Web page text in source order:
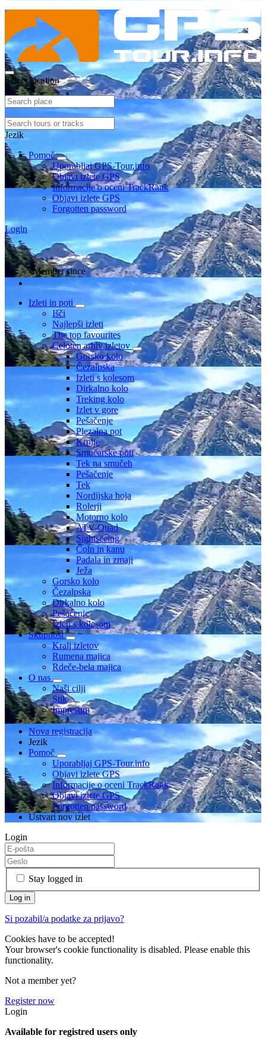
Select location
Jezik
Pomoč
Uporabljaj GPS-Tour.info
Objavi izlete GPS
Informacije o oceni TrackRank
Objavi izlete GPS
Forgotten password
Login
Member since
Izleti in poti
Išči
Najlepši izleti
The top favourites
Celoten arhiv izletov
Gorsko kolo
Čezalpska
Izleti s kolesom
Dirkalno kolo
Treking kolo
Izlet v gore
Pešačenje
Plezalna pot
Krplje
Smučarske poti
Tek na smučeh
Pešačenje
Tek
Nordijska hoja
Rolerji
Motorno kolo
ATV-Quad
Sightseeing
Čoln in kanu
Padala in zmaji
Ježa
Gorsko kolo
Čezalpska
Dirkalno kolo
Pešačenje
Izleti s kolesom
Skupnost
Kralj izletov
Rumena majica
Rdeče-bela majica
O nas
Naši cilji
Stik
Impresum
Nova registracija
Jezik
Pomoč
Uporabljaj GPS-Tour.info
Objavi izlete GPS
Informacije o oceni TrackRank
Objavi izlete GPS
Forgotten password
Ustvari nov izlet
Login
Stay logged in
Si pozabil/a podatke za prijavo?
Cookies have to be accepted!
Your browser's cookie functionality is disabled. Please enable this
functionality.
Not a member yet?
Register now
Login
Available for registred users only